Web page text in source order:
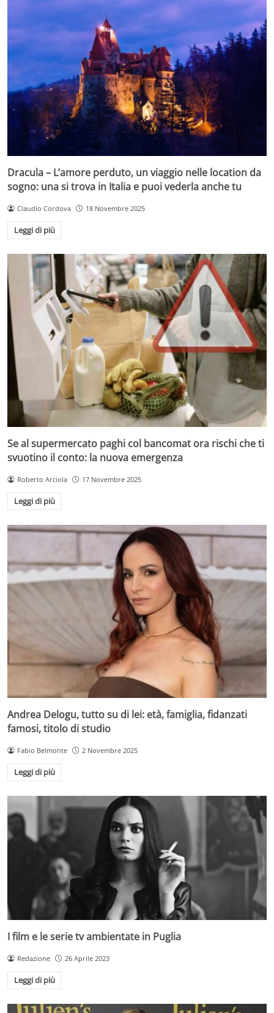
Dracula – L’amore perduto, un viaggio nelle location da
sogno: una si trova in Italia e puoi vederla anche tu
Claudio Cordova 18 Novembre 2025
Leggi di più
Se al supermercato paghi col bancomat ora rischi che ti
svuotino il conto: la nuova emergenza
Roberto Arciola 17 Novembre 2025
Leggi di più
Andrea Delogu, tutto su di lei: età, famiglia, fidanzati
famosi, titolo di studio
Fabio Belmonte 2 Novembre 2025
Leggi di più
I film e le serie tv ambientate in Puglia
Redazione 26 Aprile 2023
Leggi di più